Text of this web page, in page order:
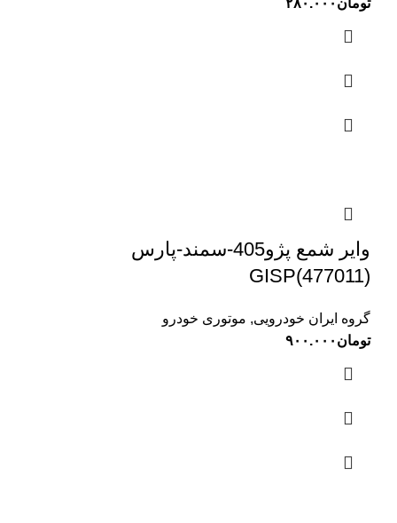
وایر شمع پژو405-سمند-پارس
GISP(477011)
گروه ایران خودرویی, موتوری خودرو
تومان ۹۰۰.۰۰۰